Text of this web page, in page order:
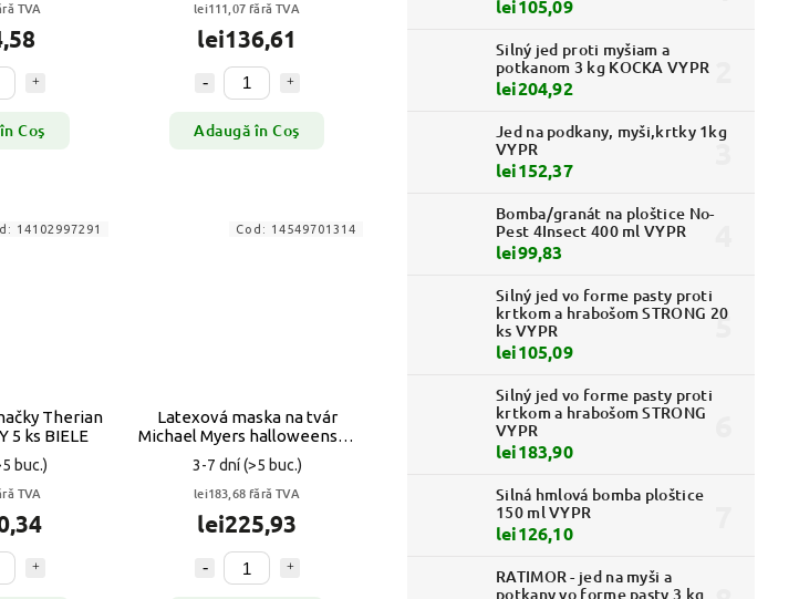
lei105,09
Silný jed proti myšiam a
potkanom 3 kg KOCKA VYPR
lei204,92
Jed na podkany, myši,krtky 1kg
VYPR
lei152,37
Bomba/granát na ploštice No-
Pest 4Insect 400 ml VYPR
lei99,83
Silný jed vo forme pasty proti
krtkom a hrabošom STRONG 20
ks VYPR
lei105,09
Silný jed vo forme pasty proti
krtkom a hrabošom STRONG
VYPR
lei183,90
Silná hmlová bomba ploštice
150 ml VYPR
lei126,10
RATIMOR - jed na myši a
potkany vo forme pasty 3 kg
TVA
Coş
lei111,07 fără TVA
lei136,61
Adaugă în Coş
Therian
5 ks BIELE
buc.)
TVA
14102997291
Latexová maska ​​na tvár
Michael Myers halloweenska
VYPR
3-7 dní(>5 buc.)
lei183,68 fără TVA
lei225,93
Cod: 14549701314